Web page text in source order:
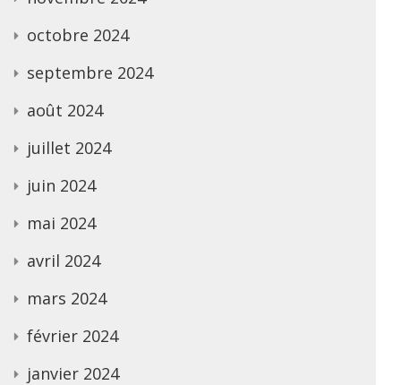
octobre 2024
septembre 2024
août 2024
juillet 2024
juin 2024
mai 2024
avril 2024
mars 2024
février 2024
janvier 2024